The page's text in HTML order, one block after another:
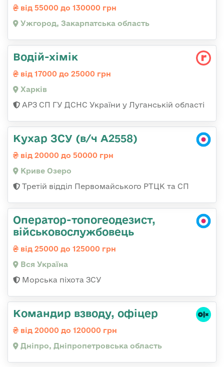
від 55000 до 130000 грн
Ужгород, Закарпатська область
Водій-хімік
від 17000 до 25000 грн
Харків
АРЗ СП ГУ ДСНС України у Луганській області
Кухар ЗСУ (в/ч А2558)
від 20000 до 50000 грн
Криве Озеро
Третій відділ Первомайського РТЦК та СП
Оператор-топогеодезист,
військовослужбовець
від 25000 до 125000 грн
Вся Україна
Морська піхота ЗСУ
Командир взводу, офіцер
від 20000 до 120000 грн
Дніпро, Дніпропетровська область